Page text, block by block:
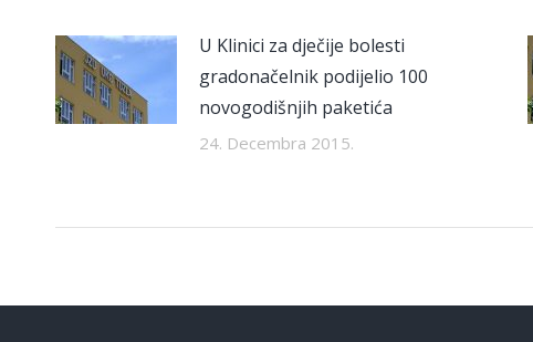
U Klinici za dječije bolesti
gradonačelnik podijelio 100
novogodišnjih paketića
24. Decembra 2015.